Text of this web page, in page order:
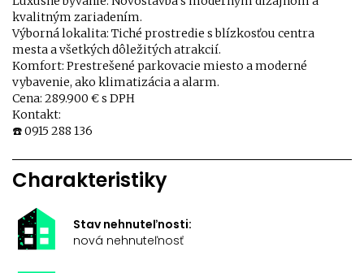
kvalitným zariadením.
Výborná lokalita: Tiché prostredie s blízkosťou centra
mesta a všetkých dôležitých atrakcií.
Komfort: Prestrešené parkovacie miesto a moderné
vybavenie, ako klimatizácia a alarm.
Cena: 289.900 € s DPH
Kontakt:
☎️ 0915 288 136
Charakteristiky
Stav nehnuteľnosti:
nová nehnuteľnosť